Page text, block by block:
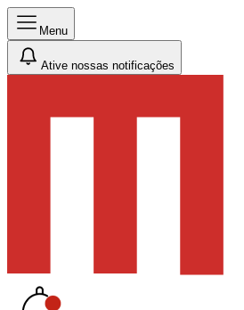
Menu
Ative nossas notificações